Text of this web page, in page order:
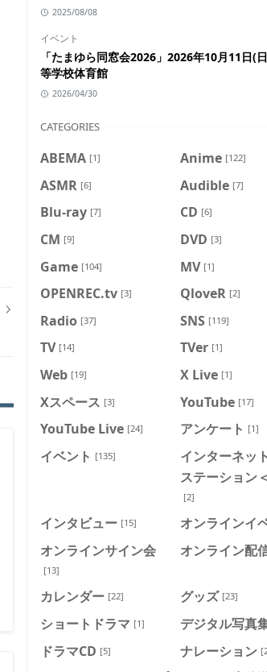
2025/08/08
イベント
「たまゆら同窓会2026」2026年10月11日(
等学校体育館
2026/04/30
CATEGORIES
ABEMA [1] Anime [122]
ASMR [6] Audible [7]
Blu-ray [7] CD [6]
CM [9] DVD [3]
Game [104] MV [1]
OPENREC.tv [3] QloveR [2]
Radio [37] SNS [119]
TV [14] TVer [1]
Web [19] X Live [1]
Xスペース [3] YouTube [17]
YouTube Live [24] アンケート [1]
イベント [135]
インターネッ
ステーション
[2]
インタビュー [15] オンラインイ
オンラインサイン会
[13]
オンライン配
カレンダー [22] グッズ [23]
ショートドラマ [1] デジタル写真
ドラマCD [5] ナレーション